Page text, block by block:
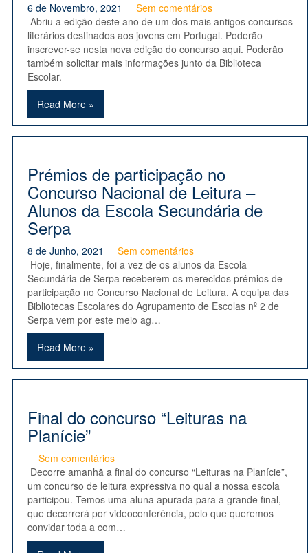
6 de Novembro, 2021
Sem comentários
Abriu a edição deste ano de um dos mais antigos concursos
literários destinados aos jovens em Portugal. Poderão
inscrever-se nesta nova edição do concurso aqui. Poderão
também solicitar mais informações junto da Biblioteca
Escolar.
Read More »
Prémios de participação no
Concurso Nacional de Leitura –
Alunos da Escola Secundária de
Serpa
8 de Junho, 2021
Sem comentários
Hoje, finalmente, foi a vez de os alunos da Escola
Secundária de Serpa receberem os merecidos prémios de
participação no Concurso Nacional de Leitura. A equipa das
Bibliotecas Escolares do Agrupamento de Escolas nº 2 de
Serpa vem por este meio ag…
Read More »
Final do concurso “Leituras na
Planície”
Sem comentários
Decorre amanhã a final do concurso “Leituras na Planície”,
um concurso de leitura expressiva no qual a nossa escola
participou. Temos uma aluna apurada para a grande final,
que decorrerá por videoconferência, pelo que queremos
convidar toda a com…